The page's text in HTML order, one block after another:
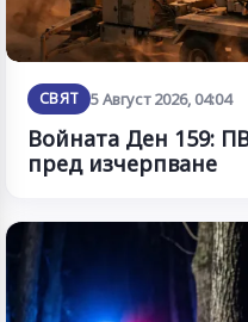
СВЯТ 5 Август 2026, 04:04
Войната Ден 159:
пред изчерпване